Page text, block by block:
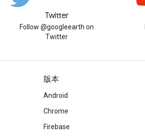
Twitter
Follow @googleearth on
Twitter
版本
Android
Chrome
Firebase